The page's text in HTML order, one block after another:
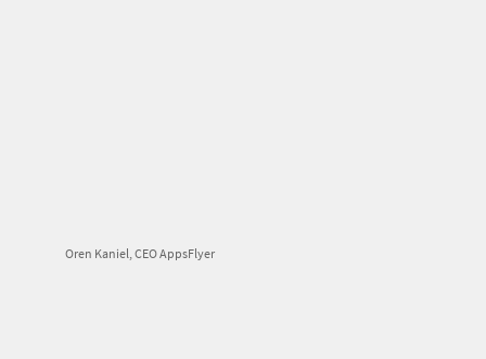
Oren Kaniel, CEO AppsFlyer